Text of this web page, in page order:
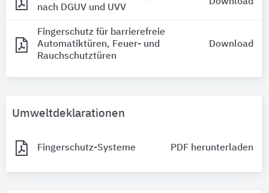
nach DGUV und UVV
Fingerschutz für barrierefreie
Automatiktüren, Feuer- und
Rauchschutztüren
Download
Umweltdeklarationen
Fingerschutz-Systeme PDF herunterladen